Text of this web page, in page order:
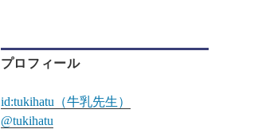
プロフィール
id:tukihatu（牛乳先生）
@tukihatu